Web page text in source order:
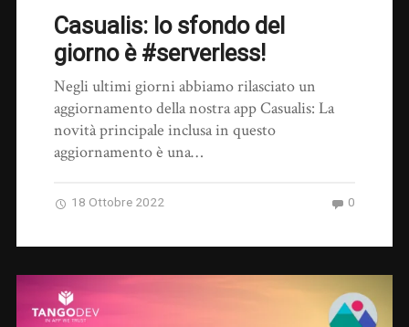
Casualis: lo sfondo del
giorno è #serverless!
Negli ultimi giorni abbiamo rilasciato un
aggiornamento della nostra app Casualis: La
novità principale inclusa in questo
aggiornamento è una…
18 Ottobre 2022 0